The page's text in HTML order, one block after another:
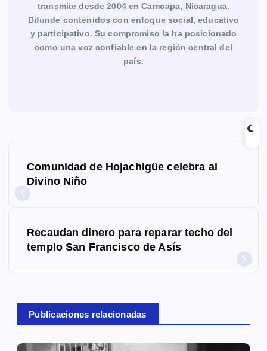
transmite desde 2004 en Camoapa, Nicaragua.
Difunde contenidos con enfoque social, educativo
y participativo. Su compromiso la ha posicionado
como una voz confiable en la región central del
país.
ó
Comunidad de Hojachigüe celebra al
Divino Niño
Recaudan dinero para reparar techo del
templo San Francisco de Asís
Publicaciones relacionadas